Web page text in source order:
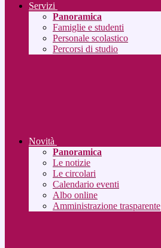
Servizi
Panoramica
Famiglie e studenti
Personale scolastico
Percorsi di studio
Novità
Panoramica
Le notizie
Le circolari
Calendario eventi
Albo online
Amministrazione trasparente